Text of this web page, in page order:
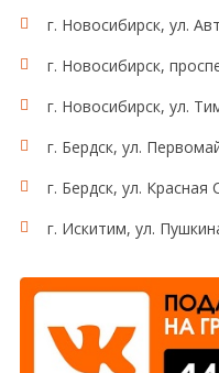
г. Новосибирск, ул.
г. Новосибирск,
г. Новосибирск, ул.
г. Бердск, ул.
г. Бердск, ул.
г. Искитим, ул.